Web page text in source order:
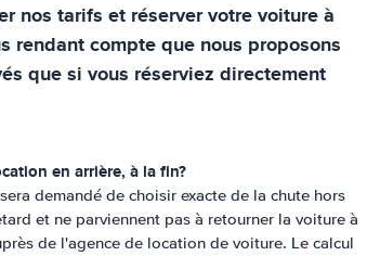
nos tarifs et réserver votre voiture à
rendant compte que nous proposons
que si vous réserviez directement
en arrière, à la fin?
demandé de choisir exacte de la chute hors
et ne parviennent pas à retourner la voiture à
de l'agence de location de voiture. Le calcul